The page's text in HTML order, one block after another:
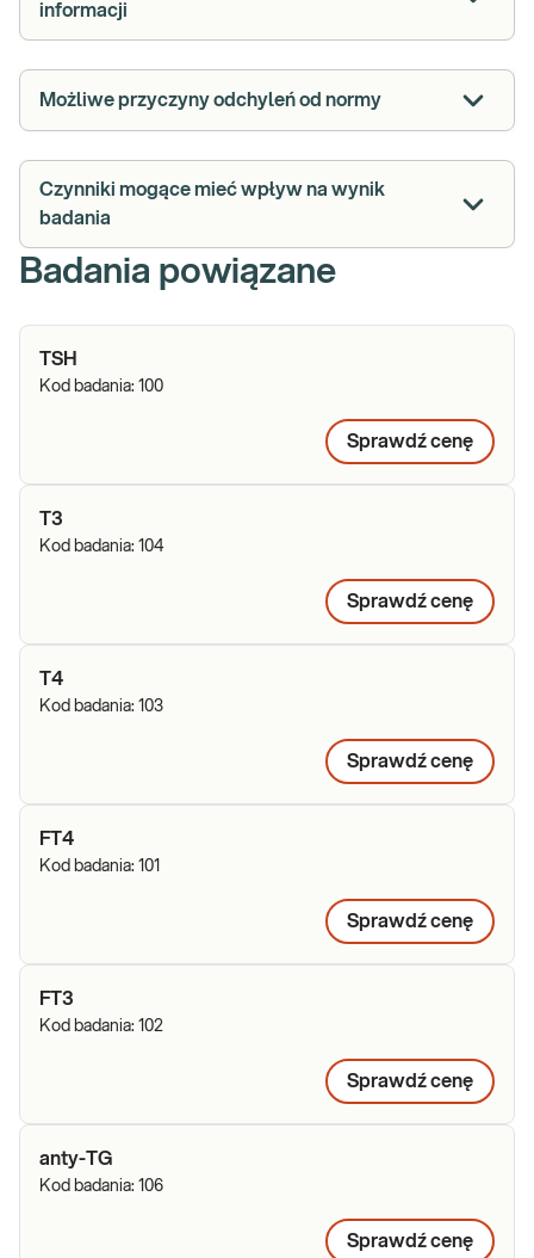
informacji
Możliwe przyczyny odchyleń od normy
Czynniki mogące mieć wpływ na wynik
badania
Badania powiązane
TSH
Kod badania: 100
Sprawdź cenę
T3
Kod badania: 104
Sprawdź cenę
T4
Kod badania: 103
Sprawdź cenę
FT4
Kod badania: 101
Sprawdź cenę
FT3
Kod badania: 102
Sprawdź cenę
anty-TG
Kod badania: 106
Sprawdź cenę